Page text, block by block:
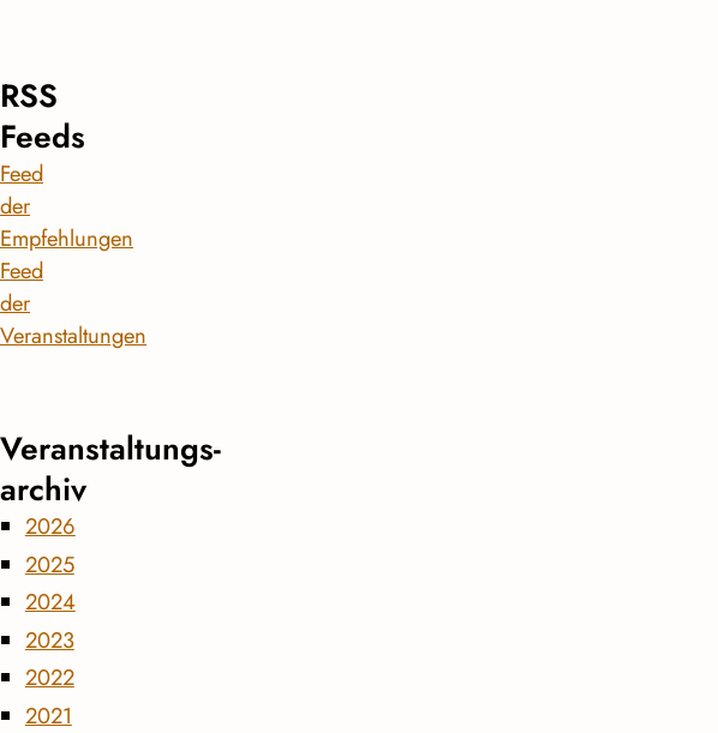
RSS
Feeds
Feed
der
Empfehlungen
Feed
der
Veranstaltungen
Veranstaltungs­
archiv
2026
2025
2024
2023
2022
2021